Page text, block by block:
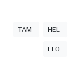
TAM HEL
ELO